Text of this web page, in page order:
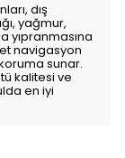
dış
yağmur,
yıpranmasına
navigasyon
sunar.
kalitesi ve
en iyi